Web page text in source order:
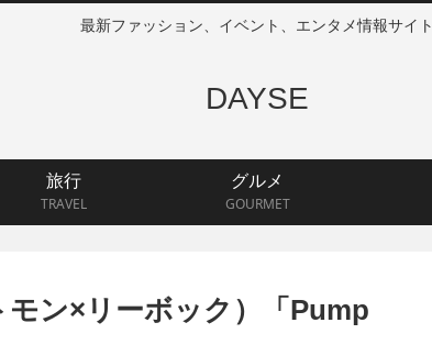
最新ファッション、イベント、エンタメ情報サイト
DAYSE
旅行
TRAVEL
グルメ
GOURMET
ン×リーボック）「Pump